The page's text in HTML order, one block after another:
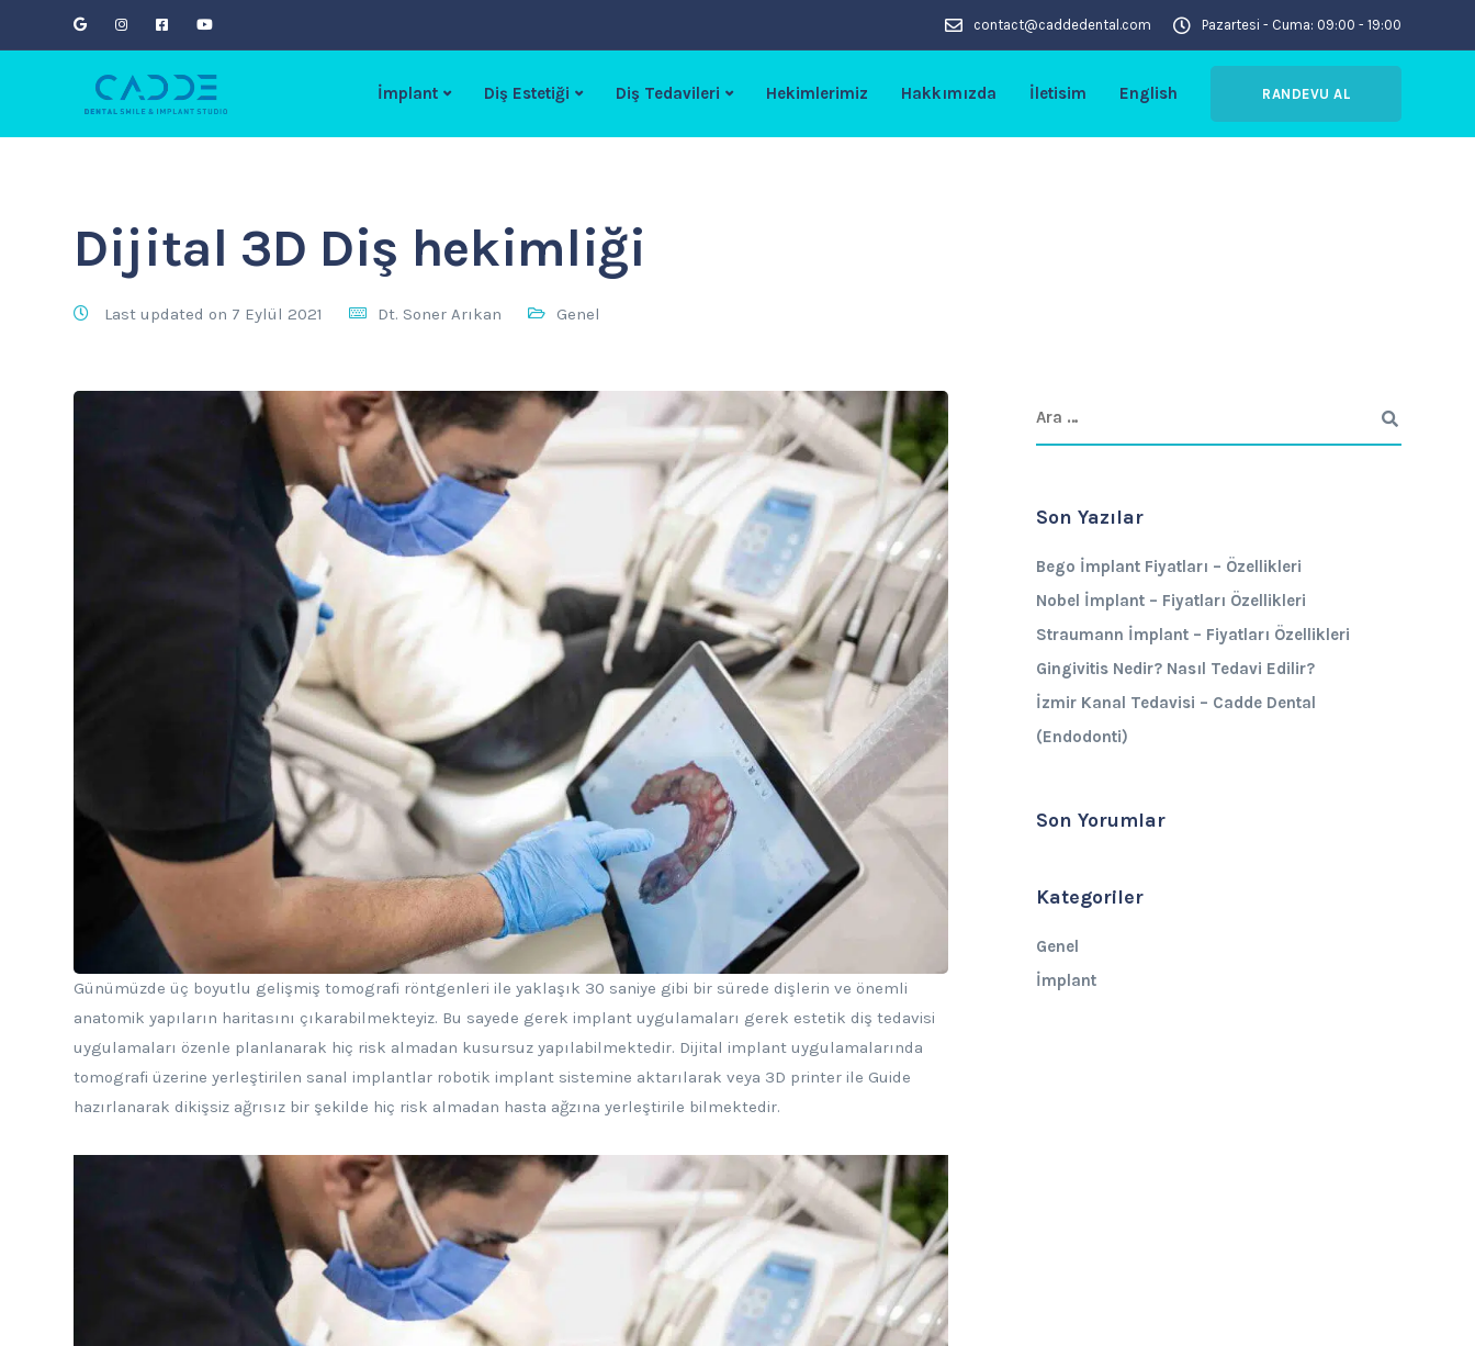
contact@caddedental.com Pazartesi - Cuma: 09:00 - 19:00
İmplant Diş Estetiği Diş Tedavileri Hekimlerimiz Hakkımızda İletisim English RANDEVU AL
Dijital 3D Diş hekimliği
Last updated on 7 Eylül 2021 Dt. Soner Arıkan Genel
Günümüzde üç boyutlu gelişmiş tomografi röntgenleri ile yaklaşık 30 saniye gibi bir sürede dişlerin ve önemli
anatomik yapıların haritasını çıkarabilmekteyiz. Bu sayede gerek implant uygulamaları gerek estetik diş tedavisi
uygulamaları özenle planlanarak hiç risk almadan kusursuz yapılabilmektedir. Dijital implant uygulamalarında
tomografi üzerine yerleştirilen sanal implantlar robotik implant sistemine aktarılarak veya 3D printer ile Guide
hazırlanarak dikişsiz ağrısız bir şekilde hiç risk almadan hasta ağzına yerleştirile bilmektedir.
Son Yazılar
Bego İmplant Fiyatları – Özellikleri
Nobel İmplant – Fiyatları Özellikleri
Straumann İmplant – Fiyatları Özellikleri
Gingivitis Nedir? Nasıl Tedavi Edilir?
İzmir Kanal Tedavisi – Cadde Dental
(Endodonti)
Son Yorumlar
Kategoriler
Genel
İmplant